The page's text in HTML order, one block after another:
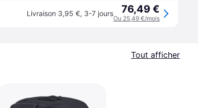
Livraison 3,95 €, 3-7 jours 76,49 €
Ou 25,49 €/mois
Tout afficher